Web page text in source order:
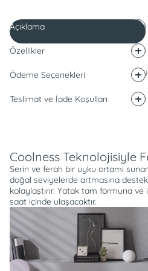
Açıklama
Özellikler
Ödeme Seçenekleri
Teslimat ve İade Koşulları
Coolness Teknolojisiyle
Serin ve ferah bir uyku ortamı
doğal seviyelerde artmasına
kolaylaştırır. Yatak tam formuna
saat içinde ulaşacaktır.